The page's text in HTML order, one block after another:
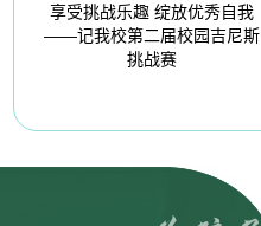
享受挑战乐趣 绽放优秀自我
——记我校第二届校园吉尼斯
挑战赛